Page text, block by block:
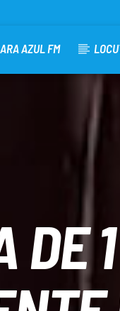
AZUL FM
DE